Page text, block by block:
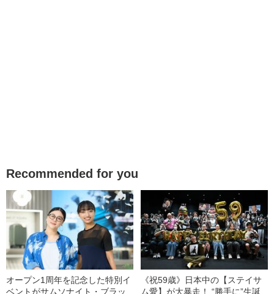
Recommended for you
オープン1周年を記念した特別イ
ベントがサムソナイト・ブラッ
《祝59歳》日本中の【ステイサ
ム愛】が大暴走！ “勝手に”生誕